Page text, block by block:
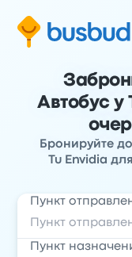
Автобус у
Бронируйте
Tu Envidia
Пункт
Пункт